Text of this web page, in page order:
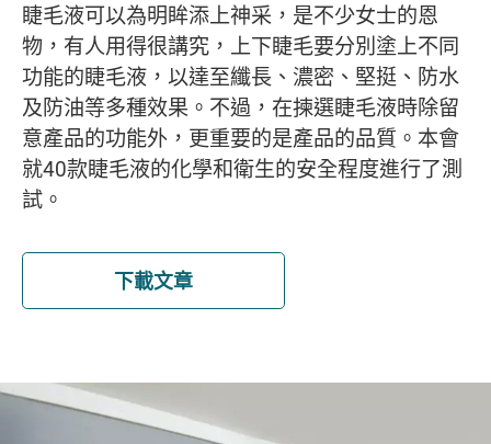
睫毛液可以為明眸添上神采，是不少女士的恩
物，有人用得很講究，上下睫毛要分別塗上不同
功能的睫毛液，以達至纖長、濃密、堅挺、防水
及防油等多種效果。不過，在揀選睫毛液時除留
意產品的功能外，更重要的是產品的品質。本會
就40款睫毛液的化學和衛生的安全程度進行了測
試。
下載文章